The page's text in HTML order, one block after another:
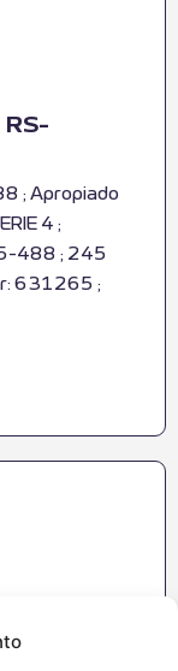
; Apropiado
4 ;
488 ; 245
631265 ;